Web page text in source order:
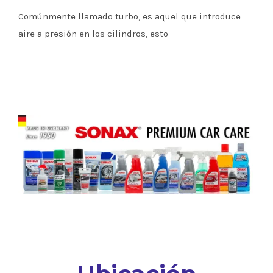
Comúnmente llamado turbo, es aquel que introduce
aire a presión en los cilindros, esto